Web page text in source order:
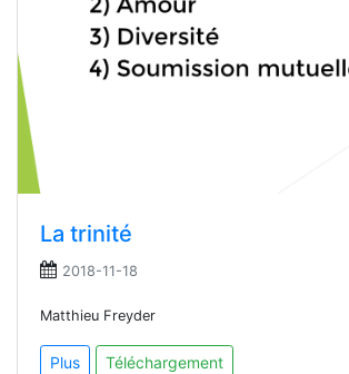
La trinité
2018-11-18
Matthieu Freyder
Plus Téléchargement